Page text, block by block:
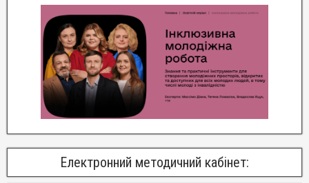
Електронний методичний кабінет: